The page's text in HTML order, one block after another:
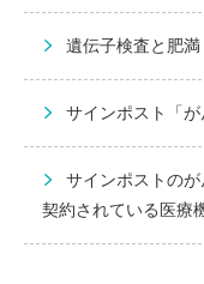
遺伝子検査と肥満
サインポスト「
サインポストの
契約されている医療